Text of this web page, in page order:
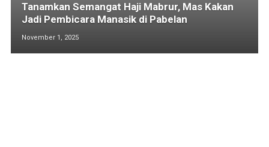
Tanamkan Semangat Haji Mabrur, Mas Kakan
Jadi Pembicara Manasik di Pabelan
November 1, 2025